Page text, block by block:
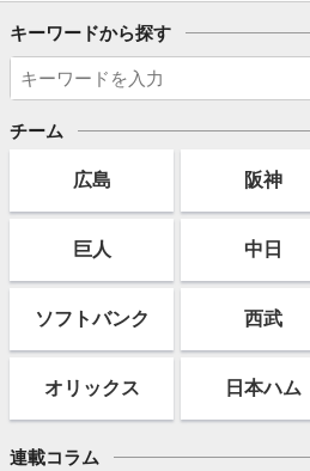
キーワードから探す
チーム
広島 阪神
巨人 中日
ソフト バンク 西武
オリックス 日本ハム
連載コラム